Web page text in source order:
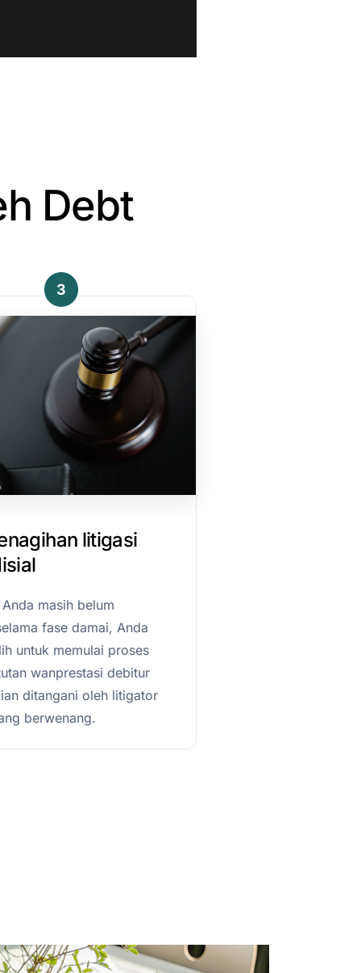
Debt
3
litigasi
masih belum
fase damai, Anda
untuk memulai proses
wanprestasi debitur
ditangani oleh litigator
berwenang.